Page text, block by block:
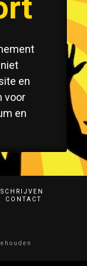
en
voor
en
CONTACT